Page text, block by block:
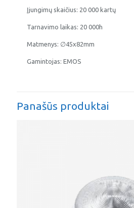
Įjungimų skaičius: 20 000 kartų
Tarnavimo laikas: 20 000h
Matmenys: ∅45x82mm
Gamintojas: EMOS
Panašūs produktai